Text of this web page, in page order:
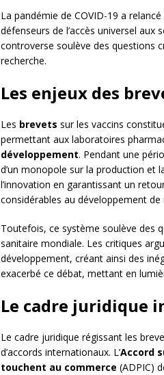
La pandémie de COVID-19 a
défenseurs de l’accès universel aux
controverse soulève des questions
recherche.
Les enjeux des
Les brevets sur les vaccins
permettant aux laboratoires
développement. Pendant une
d’un monopole sur la production et
l’innovation en garantissant un
considérables au développement
Toutefois, ce système soulève des
sanitaire mondiale. Les critiques
développement, créant ainsi des
exacerbé ce débat, mettant en
Le cadre juridique
Le cadre juridique régissant les
d’accords internationaux. L’Accord
touchent au commerce (ADPIC)